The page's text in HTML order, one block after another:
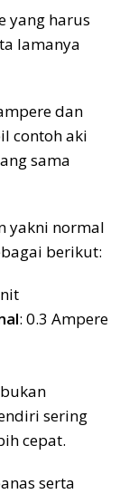
yang harus
lamanya
dan
contoh aki
sama
yakni normal
berikut:
: 0.3 Ampere
sering
cepat.
serta